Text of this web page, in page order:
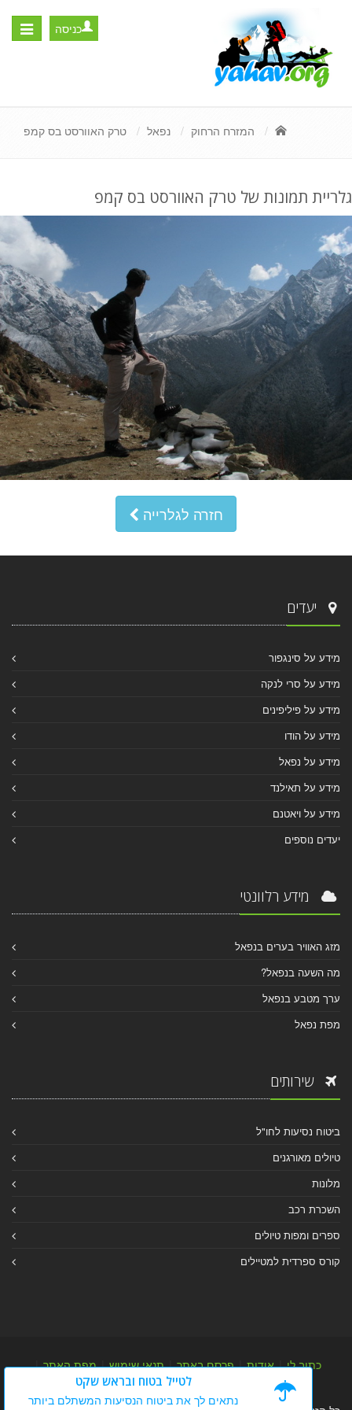
Toggle
כניסה
המזרח הרחוק נפאל טרק האוורסט בס קמפ
גלריית תמונות של טרק האוורסט בס קמפ
חזרה לגלרייה
יעדים
מידע על סינגפור
מידע על סרי לנקה
מידע על פיליפינים
מידע על הודו
מידע על נפאל
מידע על תאילנד
מידע על ויאטנם
יעדים נוספים
מידע רלוונטי
מזג האוויר בערים בנפאל
מה השעה בנפאל?
ערך מטבע בנפאל
מפת נפאל
שירותים
ביטוח נסיעות לחו"ל
טיולים מאורגנים
מלונות
השכרת רכב
ספרים ומפות טיולים
קורס ספרדית למטיילים
כתוב לי|אודות|פרסם באתר|תנאי שימוש|מפת האתר|
מפת אלבום|מפת מאמרי מידע
לטייל בטוח ובראש שקט
נתאים לך את ביטוח הנסיעות המשתלם ביותר